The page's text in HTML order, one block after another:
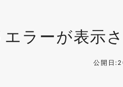
ラーが表示
公開日